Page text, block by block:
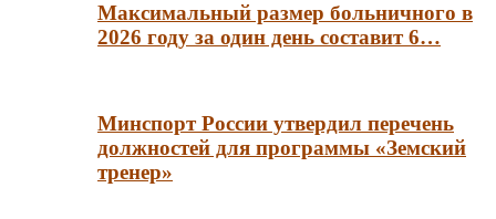
Максимальный размер больничного в
2026 году за один день составит 6…
Минспорт России утвердил перечень
должностей для программы «Земский
тренер»